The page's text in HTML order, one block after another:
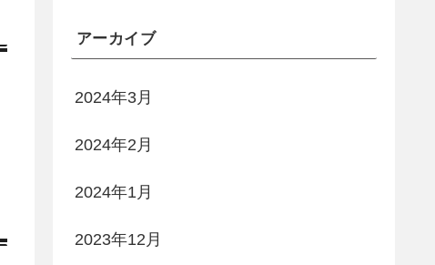
アーカイブ
2024年3月
2024年2月
2024年1月
2023年12月